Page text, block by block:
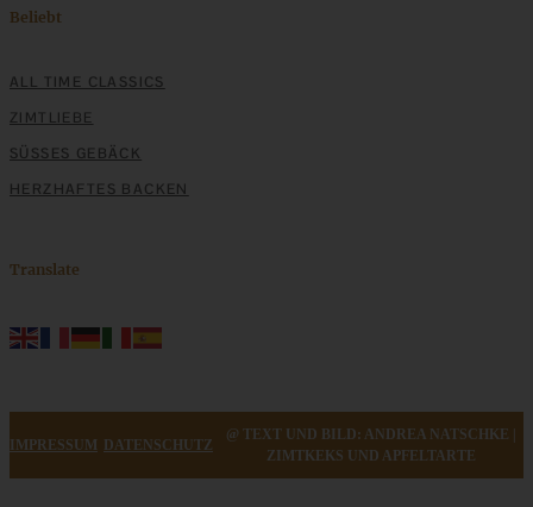
Beliebt
ALL TIME CLASSICS
ZIMTLIEBE
SÜSSES GEBÄCK
HERZHAFTES BACKEN
Translate
IMPRESSUM DATENSCHUTZ
@ TEXT UND BILD: ANDREA NATSCHKE |
ZIMTKEKS UND APFELTARTE